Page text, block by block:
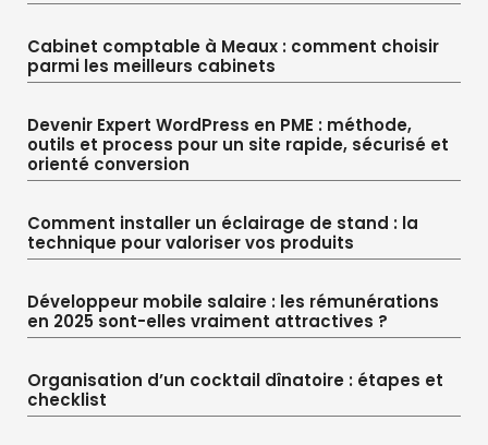
Cabinet comptable à Meaux : comment choisir
parmi les meilleurs cabinets
Devenir Expert WordPress en PME : méthode,
outils et process pour un site rapide, sécurisé et
orienté conversion
Comment installer un éclairage de stand : la
technique pour valoriser vos produits
Développeur mobile salaire : les rémunérations
en 2025 sont-elles vraiment attractives ?
Organisation d’un cocktail dînatoire : étapes et
checklist